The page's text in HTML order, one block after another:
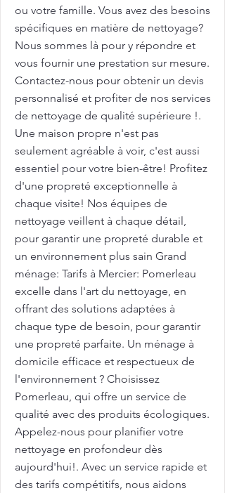
ou votre famille. Vous avez des besoins
spécifiques en matière de nettoyage?
Nous sommes là pour y répondre et
vous fournir une prestation sur mesure.
Contactez-nous pour obtenir un devis
personnalisé et profiter de nos services
de nettoyage de qualité supérieure !.
Une maison propre n'est pas
seulement agréable à voir, c'est aussi
essentiel pour votre bien-être! Profitez
d'une propreté exceptionnelle à
chaque visite! Nos équipes de
nettoyage veillent à chaque détail,
pour garantir une propreté durable et
un environnement plus sain Grand
ménage: Tarifs à Mercier: Pomerleau
excelle dans l'art du nettoyage, en
offrant des solutions adaptées à
chaque type de besoin, pour garantir
une propreté parfaite. Un ménage à
domicile efficace et respectueux de
l'environnement ? Choisissez
Pomerleau, qui offre un service de
qualité avec des produits écologiques.
Appelez-nous pour planifier votre
nettoyage en profondeur dès
aujourd'hui!. Avec un service rapide et
des tarifs compétitifs, nous aidons